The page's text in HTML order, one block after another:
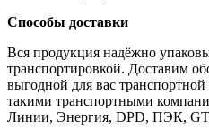
Способы доставки
Вся продукция надёжно
транспортировкой. Доставим
выгодной для вас
такими транспортными
Линии, Энергия, DPD, ПЭК,